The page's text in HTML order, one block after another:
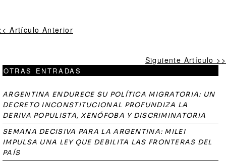
Artículo Anterior
Siguiente Artículo >>
OTRAS ENTRADAS
ARGENTINA ENDURECE SU POLÍTICA MIGRATORIA: UN
DECRETO INCONSTITUCIONAL PROFUNDIZA LA
DERIVA POPULISTA, XENÓFOBA Y DISCRIMINATORIA
SEMANA DECISIVA PARA LA ARGENTINA: MILEI
IMPULSA UNA LEY QUE DEBILITA LAS FRONTERAS DEL
PAÍS